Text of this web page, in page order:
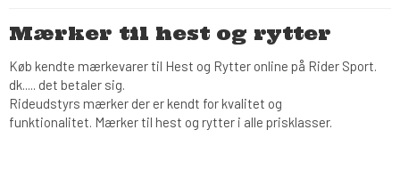
Mærker til hest og rytter
Køb kendte mærkevarer til Hest og Rytter online på Rider Sport.
dk..... det betaler sig.
Rideudstyrs mærker der er kendt for kvalitet og
funktionalitet. Mærker til hest og rytter i alle prisklasser.